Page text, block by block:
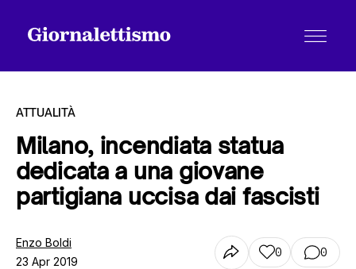
Tutti gli articoli
Chi siamo
ATTUALITÀ
Milano, incendiata statua
dedicata a una giovane
partigiana uccisa dai fascisti
Enzo Boldi
23 Apr 2019
0 0